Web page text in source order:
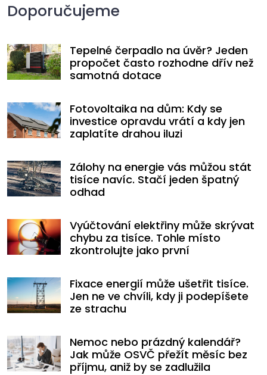
Doporučujeme
Tepelné čerpadlo na úvěr? Jeden
propočet často rozhodne dřív než
samotná dotace
Fotovoltaika na dům: Kdy se
investice opravdu vrátí a kdy jen
zaplatíte drahou iluzi
Zálohy na energie vás můžou stát
tisíce navíc. Stačí jeden špatný
odhad
Vyúčtování elektřiny může skrývat
chybu za tisíce. Tohle místo
zkontrolujte jako první
Fixace energií může ušetřit tisíce.
Jen ne ve chvíli, kdy ji podepíšete
ze strachu
Nemoc nebo prázdný kalendář?
Jak může OSVČ přežít měsíc bez
příjmu, aniž by se zadlužila